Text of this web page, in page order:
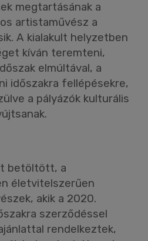
megtartásának a
artistaművész a
A kialakult helyzetben
kíván teremteni,
elmúltával, a
időszakra fellépésekre,
a pályázók kulturális
betöltött, a
életvitelszerűen
akik a 2020.
szerződéssel
rendelkeztek,